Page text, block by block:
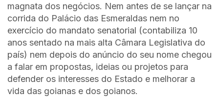
magnata dos negócios. Nem antes de se lançar na
corrida do Palácio das Esmeraldas nem no
exercício do mandato senatorial (contabiliza 10
anos sentado na mais alta Câmara Legislativa do
país) nem depois do anúncio do seu nome chegou
a falar em propostas, ideias ou projetos para
defender os interesses do Estado e melhorar a
vida das goianas e dos goianos.